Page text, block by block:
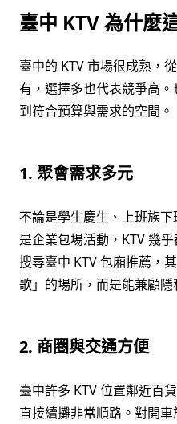
臺中 KTV 為什麼
臺中的 KTV 市場很成熟，
有，選擇多也代表競爭高
到符合預算與需求的空間。
1. 聚會需求多元
不論是學生慶生、上班族
是企業包場活動，KTV 幾
搜尋臺中 KTV 包廂推薦，
歌」的場所，而是能兼顧隱
2. 商圈與交通方便
臺中許多 KTV 位置鄰近百
直接續攤非常順路。對開